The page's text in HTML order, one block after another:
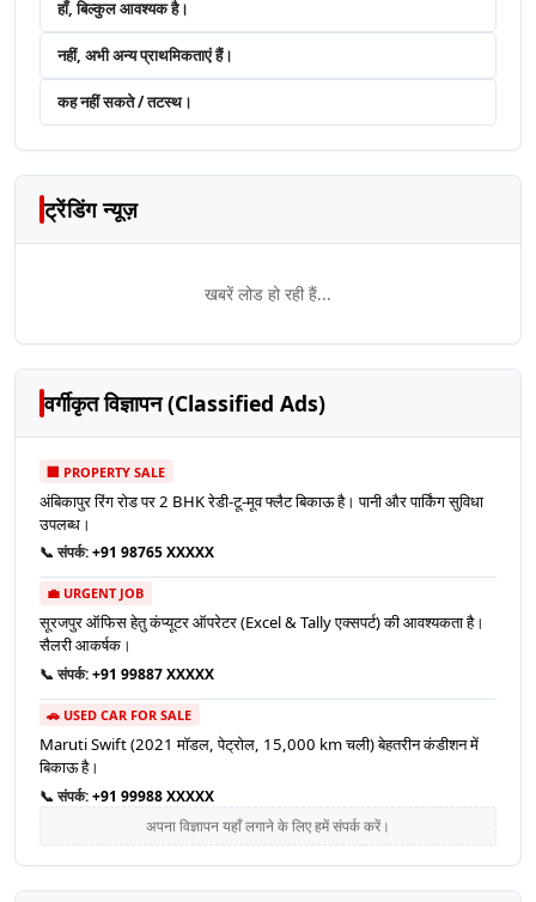
हाँ, बिल्कुल आवश्यक है।
नहीं, अभी अन्य प्राथमिकताएं हैं।
कह नहीं सकते / तटस्थ।
ट्रेंडिंग न्यूज़
खबरें लोड हो रही हैं...
वर्गीकृत विज्ञापन (Classified Ads)
🏢 PROPERTY SALE
अंबिकापुर रिंग रोड पर 2 BHK रेडी-टू-मूव फ्लैट बिकाऊ है। पानी और पार्किंग सुविधा
उपलब्ध।
📞 संपर्क:+91 98765 XXXXX
💼 URGENT JOB
सूरजपुर ऑफिस हेतु कंप्यूटर ऑपरेटर (Excel & Tally एक्सपर्ट) की आवश्यकता है।
सैलरी आकर्षक।
📞 संपर्क:+91 99887 XXXXX
🚗 USED CAR FOR SALE
Maruti Swift (2021 मॉडल, पेट्रोल, 15,000 km चली) बेहतरीन कंडीशन में
बिकाऊ है।
📞 संपर्क:+91 99988 XXXXX
अपना विज्ञापन यहाँ लगाने के लिए हमें संपर्क करें।